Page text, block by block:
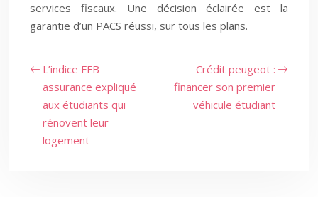
services fiscaux. Une décision éclairée est la
garantie d’un PACS réussi, sur tous les plans.
L’indice FFB
assurance expliqué
aux étudiants qui
rénovent leur
logement
Crédit peugeot :
financer son premier
véhicule étudiant